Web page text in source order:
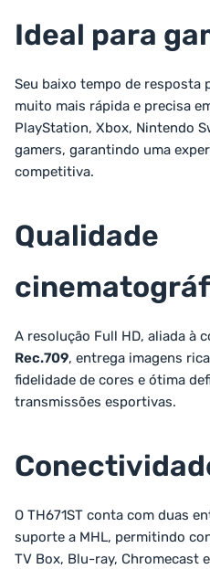
Ideal para
Seu baixo tempo de resposta
muito mais rápida e precisa
PlayStation, Xbox, Nintendo
gamers, garantindo uma
competitiva.
Qualidade
A resolução Full HD, aliada à
Rec.709, entrega imagens
fidelidade de cores e ótima
transmissões esportivas.
O TH671ST conta com duas
suporte a MHL, permitindo
TV Box, Blu-ray, Chromecast